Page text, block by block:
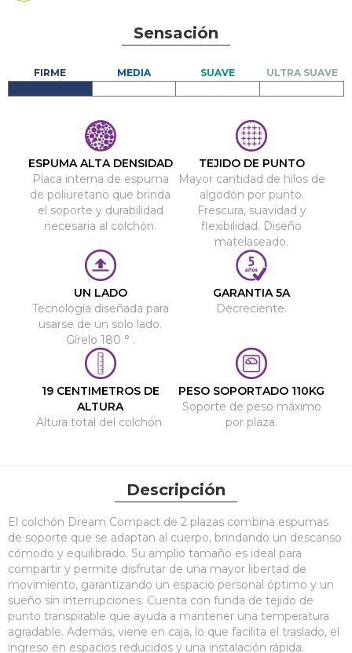
Sensación
ESPUMA ALTA DENSIDAD
Placa interna de espuma
de poliuretano que brinda
el soporte y durabilidad
necesaria al colchón.
TEJIDO DE PUNTO
Mayor cantidad de hilos de
algodón por punto.
Frescura, suavidad y
flexibilidad. Diseño
matelaseado.
UN LADO
Tecnología diseñada para
usarse de un solo lado.
Gírelo 180 ° .
GARANTIA 5A
Decreciente.
19 CENTIMETROS DE
ALTURA
Altura total del colchón.
PESO SOPORTADO 110KG
Soporte de peso máximo
por plaza.
Descripción
El colchón Dream Compact de 2 plazas combina espumas
de soporte que se adaptan al cuerpo, brindando un descanso
cómodo y equilibrado. Su amplio tamaño es ideal para
compartir y permite disfrutar de una mayor libertad de
movimiento, garantizando un espacio personal óptimo y un
sueño sin interrupciones. Cuenta con funda de tejido de
punto transpirable que ayuda a mantener una temperatura
agradable. Además, viene en caja, lo que facilita el traslado, el
ingreso en espacios reducidos y una instalación rápida.